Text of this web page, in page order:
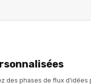
des phases de flux d'idées